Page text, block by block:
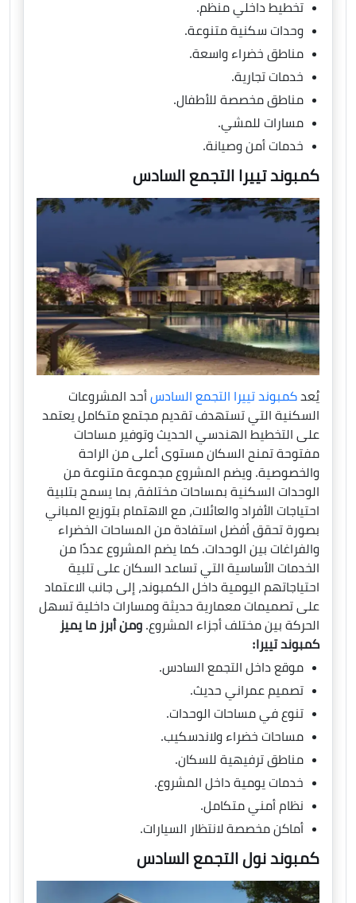
تخطيط داخلي منظم.
وحدات سكنية متنوعة.
مناطق خضراء واسعة.
خدمات تجارية.
مناطق مخصصة للأطفال.
مسارات للمشي.
خدمات أمن وصيانة.
كمبوند تييرا التجمع السادس
يُعد كمبوند تييرا التجمع السادس أحد المشروعات
السكنية التي تستهدف تقديم مجتمع متكامل يعتمد
على التخطيط الهندسي الحديث وتوفير مساحات
مفتوحة تمنح السكان مستوى أعلى من الراحة
والخصوصية. ويضم المشروع مجموعة متنوعة من
الوحدات السكنية بمساحات مختلفة، بما يسمح بتلبية
احتياجات الأفراد والعائلات، مع الاهتمام بتوزيع المباني
بصورة تحقق أفضل استفادة من المساحات الخضراء
والفراغات بين الوحدات. كما يضم المشروع عددًا من
الخدمات الأساسية التي تساعد السكان على تلبية
احتياجاتهم اليومية داخل الكمبوند، إلى جانب الاعتماد
على تصميمات معمارية حديثة ومسارات داخلية تسهل
الحركة بين مختلف أجزاء المشروع. ومن أبرز ما يميز
كمبوند تييرا:
موقع داخل التجمع السادس.
تصميم عمراني حديث.
تنوع في مساحات الوحدات.
مساحات خضراء ولاندسكيب.
مناطق ترفيهية للسكان.
خدمات يومية داخل المشروع.
نظام أمني متكامل.
أماكن مخصصة لانتظار السيارات.
كمبوند نول التجمع السادس